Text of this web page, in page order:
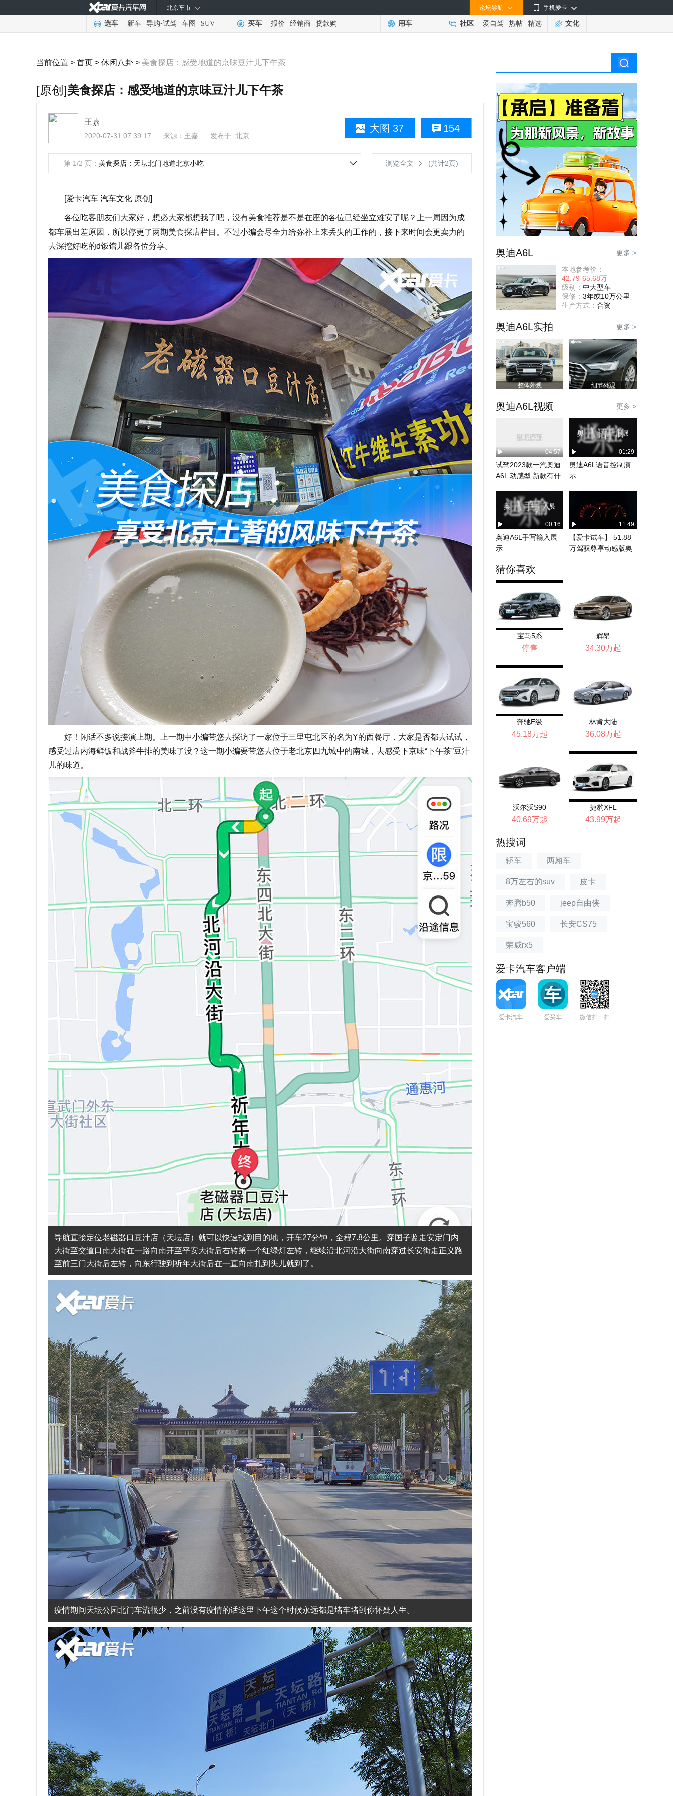
手机爱卡
论坛导航
北京车市
选车 新车 导购•试驾 车图 SUV 买车 报价 经销商 贷款购 用车 社区 爱自驾 热帖 精选 文化
当前位置 > 首页 > 休闲八卦 > 美食探店：感受地道的京味豆汁儿下午茶
[原创]美食探店：感受地道的京味豆汁儿下午茶
154
大图 37
王嘉
2020-07-31 07:39:17 来源： 王嘉 发布于: 北京
第 1/2 页： 美食探店：天坛北门地道北京小吃 浏览全文 (共计2页)
[爱卡汽车 汽车文化 原创]
各位吃客朋友们大家好，想必大家都想我了吧，没有美食推荐是不是在座的各位已经坐立难安了呢？上一周因为成
都车展出差原因，所以停更了两期美食探店栏目。不过小编会尽全力给弥补上来丢失的工作的，接下来时间会更卖力的
去深挖好吃的d饭馆儿跟各位分享。
好！闲话不多说接演上期。上一期中小编带您去探访了一家位于三里屯北区的名为Y的西餐厅，大家是否都去试试，
感受过店内海鲜饭和战斧牛排的美味了没？这一期小编要带您去位于老北京四九城中的南城，去感受下京味“下午茶”豆汁
儿的味道。
导航直接定位老磁器口豆汁店（天坛店）就可以快速找到目的地，开车27分钟，全程7.8公里。穿国子监走安定门内
大街至交道口南大街在一路向南开至平安大街后右转第一个红绿灯左转，继续沿北河沿大街向南穿过长安街走正义路
至前三门大街后左转，向东行驶到祈年大街后在一直向南扎到头儿就到了。
疫情期间天坛公园北门车流很少，之前没有疫情的话这里下午这个时候永远都是堵车堵到你怀疑人生。
奥迪A6L 更多 >
本地参考价：
42.79-65.68万
级别： 中大型车
保修： 3年或10万公里
生产方式： 合资
奥迪A6L实拍 更多 >
整体外观 细节外观
奥迪A6L视频 更多 >
04:57
试驾2023款一汽奥迪
A6L 动感型 新款有什
01:29
奥迪A6L语音控制演
示
00:16
奥迪A6L手写输入展
示
11:49
【爱卡试车】 51.88
万驾驭尊享动感版奥
猜你喜欢
宝马5系
停售
辉昂
34.30万起
奔驰E级
45.18万起
林肯大陆
36.08万起
沃尔沃S90
40.69万起
捷豹XFL
43.99万起
热搜词
轿车 两厢车
8万左右的suv 皮卡
奔腾b50 jeep自由侠
宝骏560 长安CS75
荣威rx5
爱卡汽车客户端
爱卡汽车 爱买车 微信扫一扫